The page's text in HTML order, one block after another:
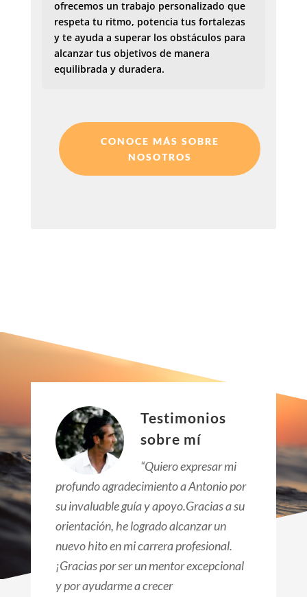
ofrecemos un trabajo personalizado que
respeta tu ritmo, potencia tus fortalezas
y te ayuda a superar los obstáculos para
alcanzar tus objetivos de manera
equilibrada y duradera.
CONOCE MÁS SOBRE
NOSOTROS
Testimonios
sobre mí
“Quiero expresar mi
profundo agradecimiento a Antonio por
su invaluable guía y apoyo.Gracias a su
orientación, he logrado alcanzar un
nuevo hito en mi carrera profesional.
¡Gracias por ser un mentor excepcional
y por ayudarme a crecer